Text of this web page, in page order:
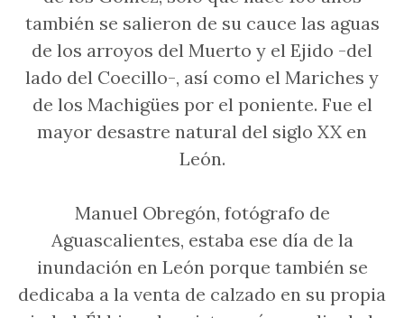
también se salieron de su cauce las aguas
de los arroyos del Muerto y el Ejido -del
lado del Coecillo-, así como el Mariches y
de los Machigües por el poniente. Fue el
mayor desastre natural del siglo XX en
León.
Manuel Obregón, fotógrafo de
Aguascalientes, estaba ese día de la
inundación en León porque también se
dedicaba a la venta de calzado en su propia